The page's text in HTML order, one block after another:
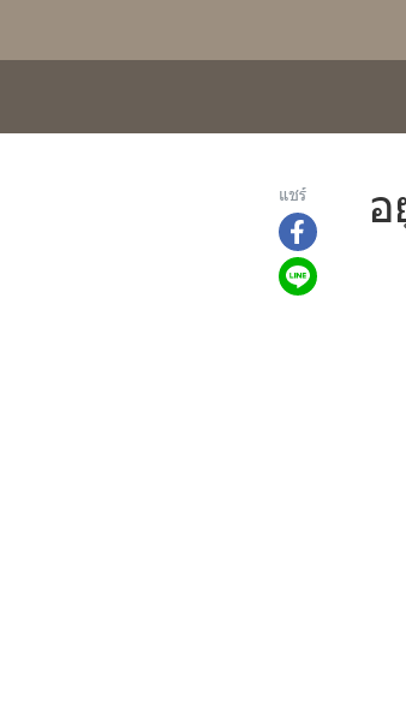
แชร์